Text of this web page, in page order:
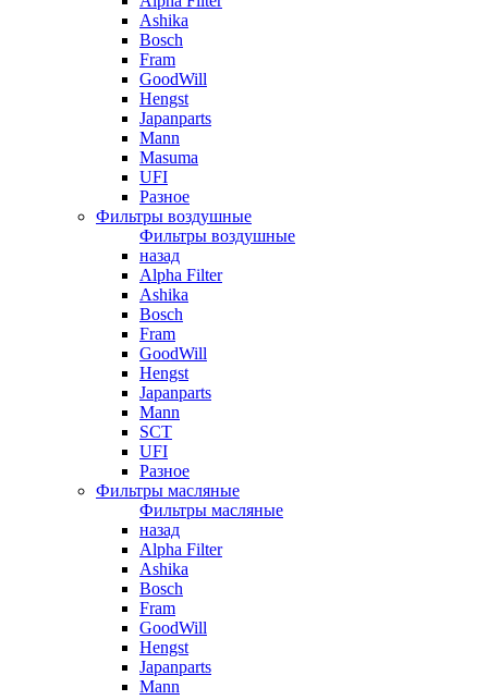
Ashika
Bosch
Fram
GoodWill
Hengst
Japanparts
Mann
Masuma
UFI
Разное
Фильтры воздушные
Фильтры воздушные
назад
Alpha Filter
Ashika
Bosch
Fram
GoodWill
Hengst
Japanparts
Mann
SCT
UFI
Разное
Фильтры масляные
Фильтры масляные
назад
Alpha Filter
Ashika
Bosch
Fram
GoodWill
Hengst
Japanparts
Mann